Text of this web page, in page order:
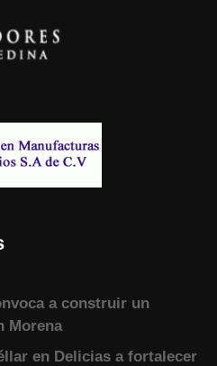
a construir un
Morena
en Delicias a fortalecer